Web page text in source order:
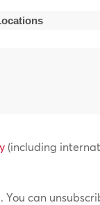
(including
can